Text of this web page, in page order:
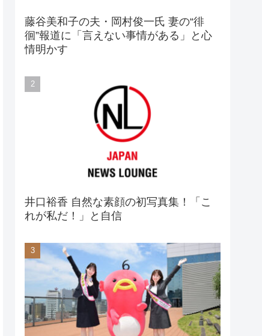
藤谷美和子の夫・岡村俊一氏 妻の“徘
徊”報道に「言えない事情がある」と心
情明かす
井口裕香 自然な素顔の初写真集！「こ
れが私だ！」と自信